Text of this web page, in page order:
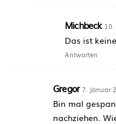
Michbeck 10.
Das ist
Antworten
Gregor 7. Januar
Bin mal
nachziehen.